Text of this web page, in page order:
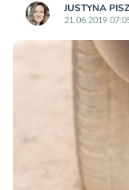
JUSTYNA
21.06.2019